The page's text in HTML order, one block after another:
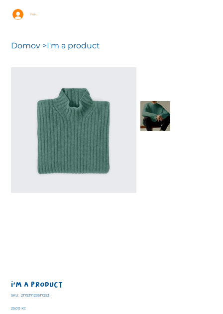
Přihlásit se
Domov >I'm a product
I'm a product
SKU: SKU
217537123517253
Cena
25,00 Kč